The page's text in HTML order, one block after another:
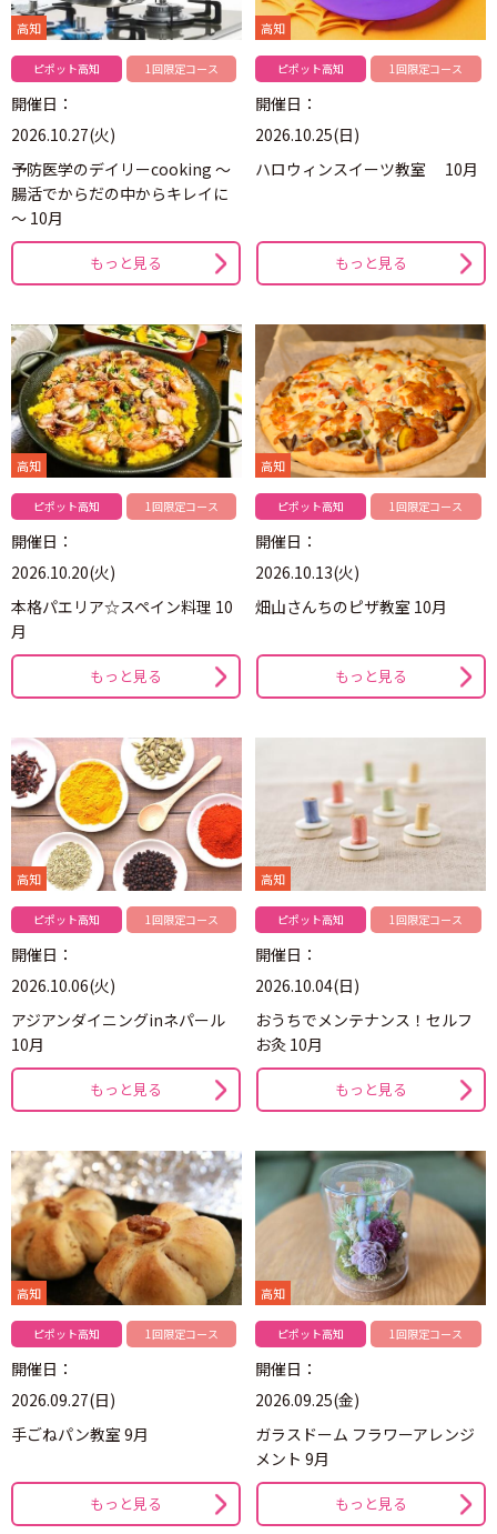
高知
ピポット高知 1回限定コース
開催日：
2026.10.27(火)
予防医学のデイリーcooking ～
腸活でからだの中からキレイに
～ 10月
もっと見る
高知
ピポット高知 1回限定コース
開催日：
2026.10.25(日)
ハロウィンスイーツ教室 10月
もっと見る
高知
ピポット高知 1回限定コース
開催日：
2026.10.20(火)
本格パエリア☆スペイン料理 10
月
もっと見る
高知
ピポット高知 1回限定コース
開催日：
2026.10.13(火)
畑山さんちのピザ教室 10月
もっと見る
高知
ピポット高知 1回限定コース
開催日：
2026.10.06(火)
アジアンダイニングinネパール
10月
もっと見る
高知
ピポット高知 1回限定コース
開催日：
2026.10.04(日)
おうちでメンテナンス！セルフ
お灸 10月
もっと見る
高知
ピポット高知 1回限定コース
開催日：
2026.09.27(日)
手ごねパン教室 9月
もっと見る
高知
ピポット高知 1回限定コース
開催日：
2026.09.25(金)
ガラスドーム フラワーアレンジ
メント 9月
もっと見る